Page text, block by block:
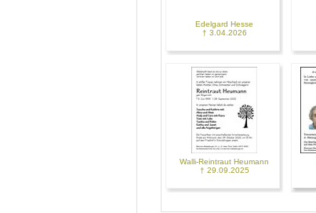
Edelgard Hesse
† 3.04.2026
Walli-Reintraut Heumann
† 29.09.2025